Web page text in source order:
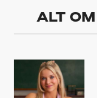
ALT OM